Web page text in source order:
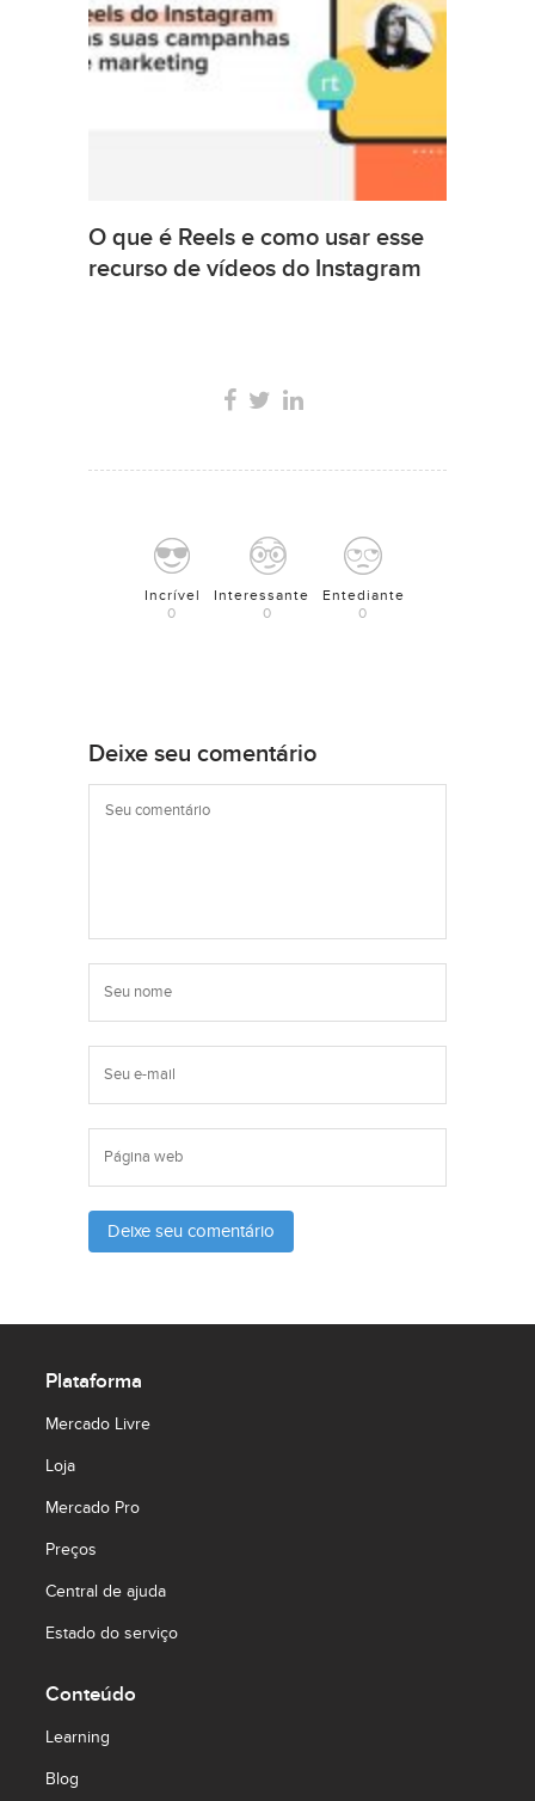
O que é Reels e como usar esse
recurso de vídeos do Instagram
Entediante
0
Incrível
0
Interessante
0
Deixe seu comentário
Plataforma
Mercado Livre
Loja
Mercado Pro
Preços
Central de ajuda
Estado do serviço
Conteúdo
Learning
Blog